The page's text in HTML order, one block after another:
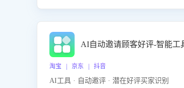
AI自动邀请顾客好评-智能工
淘宝 | 京东 | 抖音
AI工具 · 自动邀评 · 潜在好评买家识别